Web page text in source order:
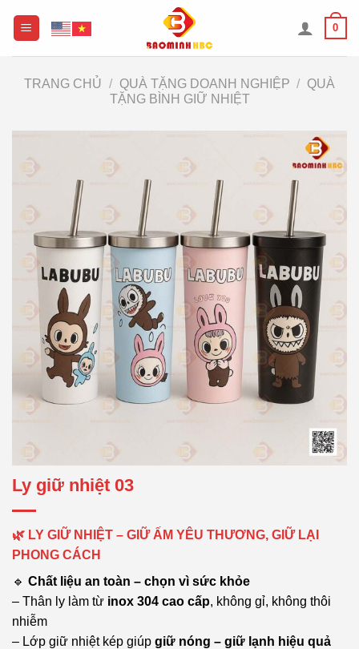
0
TRANG CHỦ / QUÀ TẶNG DOANH NGHIỆP / QUÀ
TẶNG BÌNH GIỮ NHIỆT
Ly giữ nhiệt 03
🌿 LY GIỮ NHIỆT – GIỮ ẤM YÊU THƯƠNG, GIỮ LẠI
PHONG CÁCH
🔹 Chất liệu an toàn – chọn vì sức khỏe
– Thân ly làm từ inox 304 cao cấp, không gỉ, không thôi
nhiễm
– Lớp giữ nhiệt kép giúp giữ nóng – giữ lạnh hiệu quả